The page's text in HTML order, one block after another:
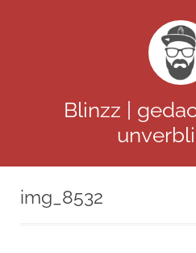
Blinzz |
img_8532